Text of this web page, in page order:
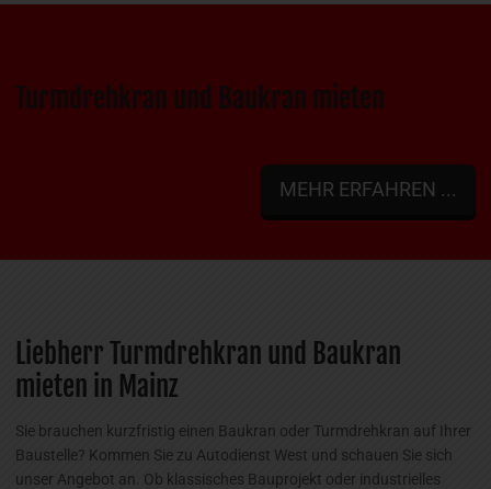
Turmdrehkran und Baukran mieten
MEHR ERFAHREN ...
Liebherr Turmdrehkran und Baukran
mieten in Mainz
Sie brauchen kurzfristig einen Baukran oder Turmdrehkran auf Ihrer
Baustelle? Kommen Sie zu Autodienst West und schauen Sie sich
unser Angebot an. Ob klassisches Bauprojekt oder industrielles